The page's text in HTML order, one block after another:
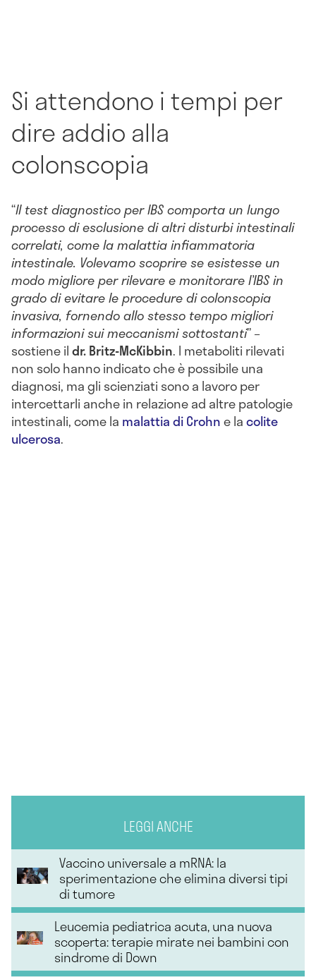
Si attendono i tempi per
dire addio alla
colonscopia
“Il test diagnostico per IBS comporta un lungo
processo di esclusione di altri disturbi intestinali
correlati, come la malattia infiammatoria
intestinale. Volevamo scoprire se esistesse un
modo migliore per rilevare e monitorare l’IBS in
grado di evitare le procedure di colonscopia
invasiva, fornendo allo stesso tempo migliori
informazioni sui meccanismi sottostanti” –
sostiene ildr. Britz-McKibbin. I metaboliti rilevati
non solo hanno indicato che è possibile una
diagnosi, ma gli scienziati sono a lavoro per
intercettarli anche in relazione ad altre patologie
intestinali, come la malattia di Crohne lacolite
ulcerosa.
LEGGI ANCHE
Vaccino universale a mRNA: la
sperimentazione che elimina diversi tipi
di tumore
Leucemia pediatrica acuta, una nuova
scoperta: terapie mirate nei bambini con
sindrome di Down